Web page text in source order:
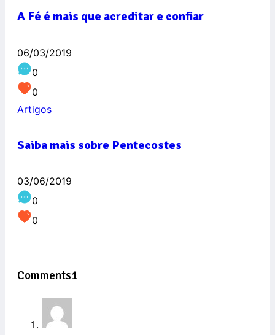
A Fé é mais que acreditar e confiar
06/03/2019
0
0
Artigos
Saiba mais sobre Pentecostes
03/06/2019
0
0
Comments1